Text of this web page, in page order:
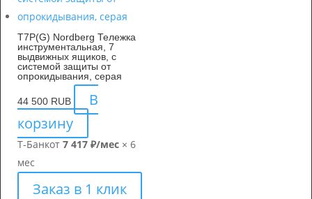
T7P(G) Nordberg Тележка
инструментальная, 7
выдвижных ящиков, с
системой защиты от
опрокидывания, серая
44 500 RUB
В
корзину
Т-Банкот 7 417 ₽/мес × 6
мес
Заказ в 1 клик